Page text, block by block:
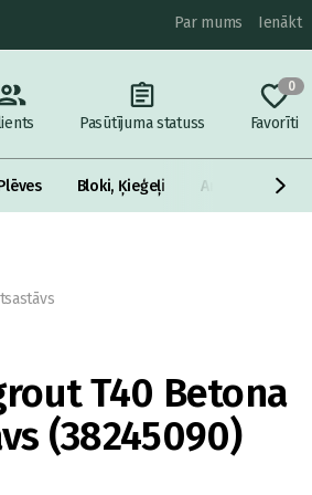
Par mums Ienākt
Pasūtījuma statuss
0
Favorīti
Bloki, Ķieģeļi Armatūra un
T40 Betona
(38245090)